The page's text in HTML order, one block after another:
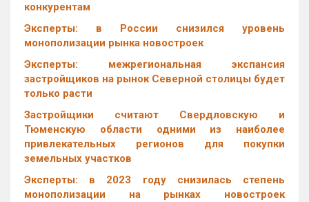
конкурентам
Эксперты: в России снизился уровень
монополизации рынка новостроек
Эксперты: межрегиональная экспансия
застройщиков на рынок Северной столицы будет
только расти
Застройщики считают Свердловскую и
Тюменскую области одними из наиболее
привлекательных регионов для покупки
земельных участков
Эксперты: в 2023 году снизилась степень
монополизации на рынках новостроек